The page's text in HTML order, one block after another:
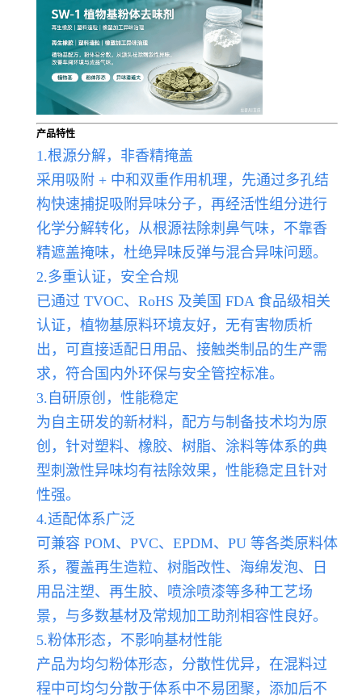
产品特性
1.根源分解，非香精掩盖
采用吸附 + 中和双重作用机理，先通过多孔结
构快速捕捉吸附异味分子，再经活性组分进行
化学分解转化，从根源祛除刺鼻气味，不靠香
精遮盖掩味，杜绝异味反弹与混合异味问题。
2.多重认证，安全合规
已通过 TVOC、RoHS 及美国 FDA 食品级相关
认证，植物基原料环境友好，无有害物质析
出，可直接适配日用品、接触类制品的生产需
求，符合国内外环保与安全管控标准。
3.自研原创，性能稳定
为自主研发的新材料，配方与制备技术均为原
创，针对塑料、橡胶、树脂、涂料等体系的典
型刺激性异味均有祛除效果，性能稳定且针对
性强。
4.适配体系广泛
可兼容 POM、PVC、EPDM、PU 等各类原料体
系，覆盖再生造粒、树脂改性、海绵发泡、日
用品注塑、再生胶、喷涂喷漆等多种工艺场
景，与多数基材及常规加工助剂相容性良好。
5.粉体形态，不影响基材性能
产品为均匀粉体形态，分散性优异，在混料过
程中可均匀分散于体系中不易团聚，添加后不